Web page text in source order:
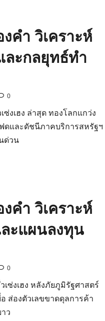
คำ วิเคราะห์
ะกลยุทธ์ทำ
0
งเฮง ล่าสุด ทองโลกแกว่ง
ฟดและดัชนีภาคบริการสหรัฐฯ
ด่วน
คำ วิเคราะห์
ะแผนลงทุน
0
ซ่งเฮง หลังภัยภูมิรัฐศาสตร์
ส่องตัวเลขขาดดุลการค้า
ว